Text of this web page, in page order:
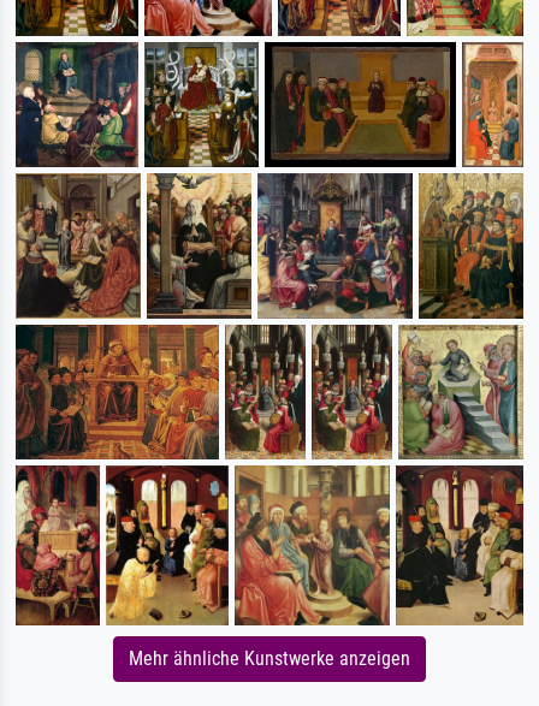
Mehr ähnliche Kunstwerke anzeigen